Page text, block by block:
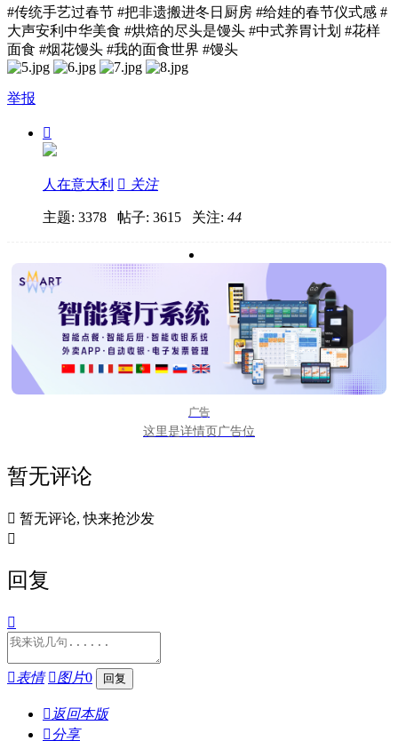
#传统手艺过春节 #把非遗搬进冬日厨房 #给娃的春节仪式感 #
大声安利中华美食 #烘焙的尽头是馒头 #中式养胃计划 #花样
面食 #烟花馒头 #我的面食世界 #馒头
举报

人在意大利  关注
主题: 3378 帖子: 3615 关注: 44
广告
这里是详情页广告位
暂无评论
 暂无评论, 快来抢沙发

回复

表情 图片0
 返回本版
分享